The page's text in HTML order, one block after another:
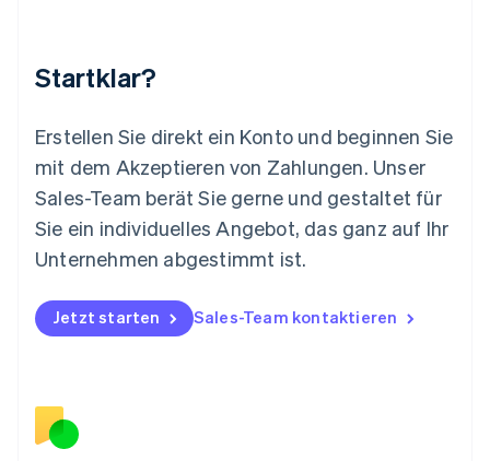
Startklar?
Erstellen Sie direkt ein Konto und beginnen Sie
mit dem Akzeptieren von Zahlungen. Unser
Sales-Team berät Sie gerne und gestaltet für
Sie ein individuelles Angebot, das ganz auf Ihr
Unternehmen abgestimmt ist.
Jetzt starten Sales-Team kontaktieren
Mexiko
English
Niederlande
Nederlands English
Norwegen
English
Österreich
Polen
English
Portugal
Schweden
Svenska